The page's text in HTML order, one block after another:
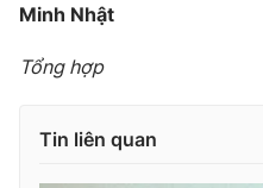
Minh Nhật
Tổng hợp
Tin liên quan